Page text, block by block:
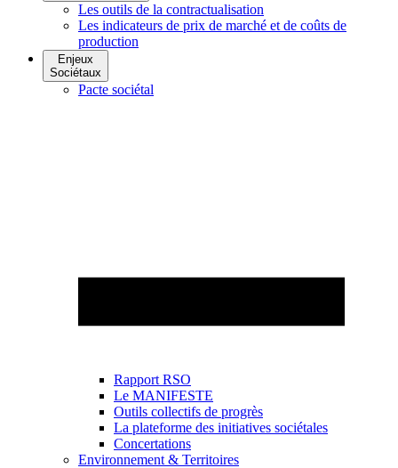
Les outils de la contractualisation
Les indicateurs de prix de marché et de coûts de
production
Enjeux
Sociétaux
Pacte sociétal
Rapport RSO
Le MANIFESTE
Outils collectifs de progrès
La plateforme des initiatives sociétales
Concertations
Environnement & Territoires